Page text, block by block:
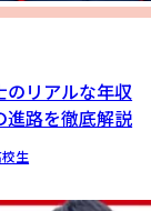
のリアルな年収
進路を徹底解説
生